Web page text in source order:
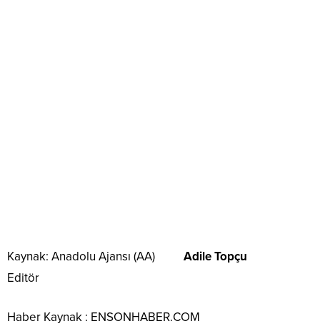
Kaynak: Anadolu Ajansı (AA)
Adile Topçu
Editör
Haber Kaynak : ENSONHABER.COM